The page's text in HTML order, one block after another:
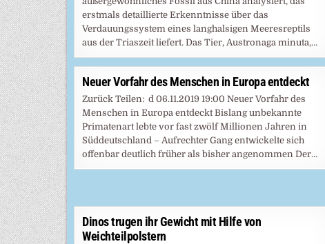
erstmals detaillierte Erkenntnisse über das
Verdauungssystem eines langhalsigen Meeresreptils
aus der Triaszeit liefert. Das Tier, Austronaga minuta,…
Neuer Vorfahr des Menschen in Europa entdeckt
Zurück Teilen: d 06.11.2019 19:00 Neuer Vorfahr des
Menschen in Europa entdeckt Bislang unbekannte
Primatenart lebte vor fast zwölf Millionen Jahren in
Süddeutschland – Aufrechter Gang entwickelte sich
offenbar deutlich früher als bisher angenommen Der…
Dinos trugen ihr Gewicht mit Hilfe von
Weichteilpolstern